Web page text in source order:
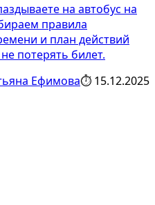
на автобус на
правила
и план действий
потерять билет.
Ефимова⏱ 15.12.2025